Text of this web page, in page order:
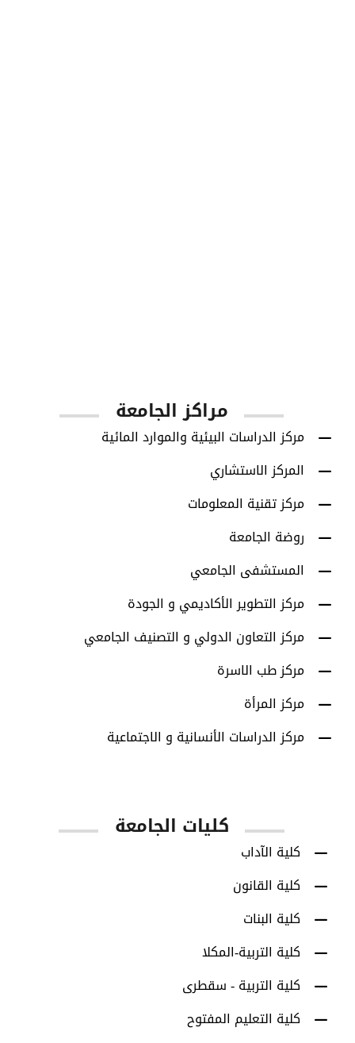
مراكز الجامعة
مركز الدراسات البيئية والموارد المائية
المركز الاستشاري
مركز تقنية المعلومات
روضة الجامعة
المستشفى الجامعي
مركز التطوير الأكاديمي و الجودة
مركز التعاون الدولي و التصنيف الجامعي
مركز طب الاسرة
مركز المرأة
مركز الدراسات الأنسانية و الاجتماعية
كليات الجامعة
كلية الآداب
كلية القانون
كلية البنات
كلية التربية-المكلا
كلية التربية - سقطرى
كلية التعليم المفتوح